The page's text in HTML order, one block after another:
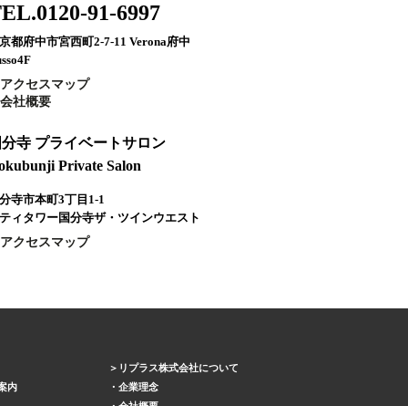
91-6997
都府中市宮西町2-7-11 Verona府中
アクセスマップ
会社概要
寺 プライベートサロン
Private Salon
寺市本町3丁目1-1
ィタワー国分寺ザ・ツインウエスト
アクセスマップ
内
リプラス株式会社について
企業理念